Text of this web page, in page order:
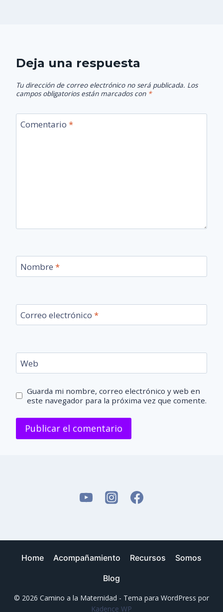
Deja una respuesta
Tu dirección de correo electrónico no será publicada. Los
campos obligatorios están marcados con *
Comentario *
Nombre *
Correo electrónico *
Web
Guarda mi nombre, correo electrónico y web en
este navegador para la próxima vez que comente.
Home Acompañamiento Recursos Somos
Blog
© 2026 Camino a la Maternidad - Tema para WordPress por
Kadence WP